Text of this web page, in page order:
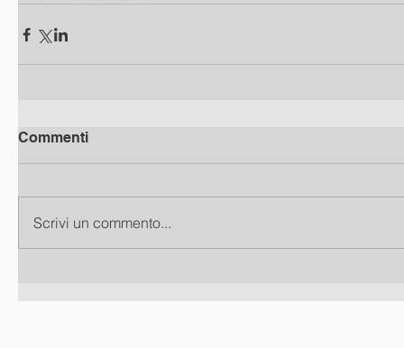
Commenti
Scrivi un commento...